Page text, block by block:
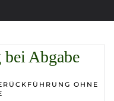
Abgabe
OHNE